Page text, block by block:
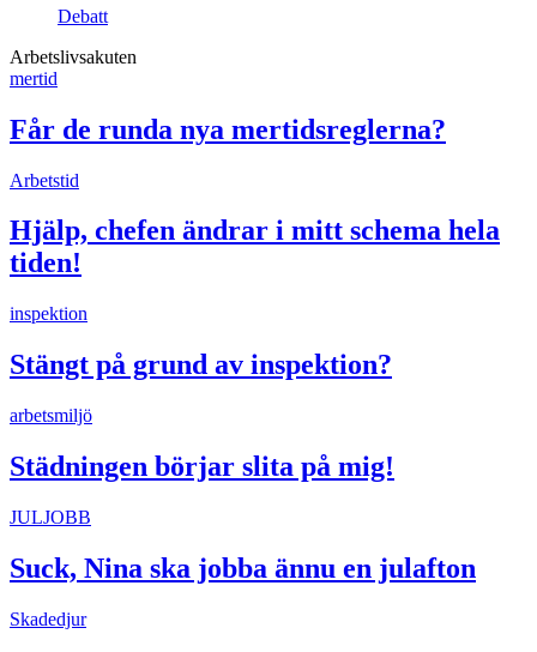
Debatt
Arbetslivsakuten
mertid
Får de runda nya mertidsreglerna?
Arbetstid
Hjälp, chefen ändrar i mitt schema hela
tiden!
inspektion
Stängt på grund av inspektion?
arbetsmiljö
Städningen börjar slita på mig!
JULJOBB
Suck, Nina ska jobba ännu en julafton
Skadedjur